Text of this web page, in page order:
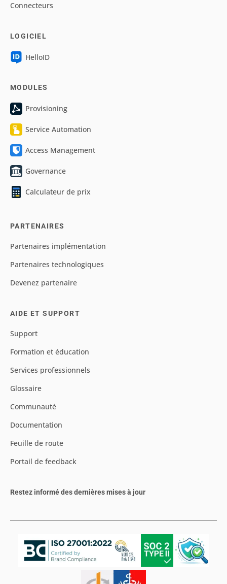
Connecteurs
LOGICIEL
HelloID
MODULES
Provisioning
Service Automation
Access Management
Governance
Calculateur de prix
PARTENAIRES
Partenaires implémentation
Partenaires technologiques
Devenez partenaire
AIDE ET SUPPORT
Support
Formation et éducation
Services professionnels
Glossaire
Communauté
Documentation
Feuille de route
Portail de feedback
Restez informé des dernières mises à jour